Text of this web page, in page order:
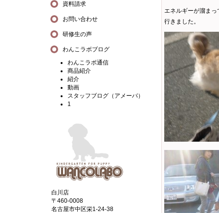
エネルギーが溜ま
行きました。
資料請求
お問い合わせ
研修生の声
わんこラボブログ
わんこラボ通信
商品紹介
紹介
動画
スタッフブログ（アメーバ）
1
白川店
〒460-0008
名古屋市中区栄1-24-38